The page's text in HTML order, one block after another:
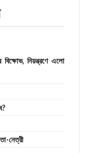
বিক্ষোভ, নিয়ন্ত্রণে এলো
নেত্রী